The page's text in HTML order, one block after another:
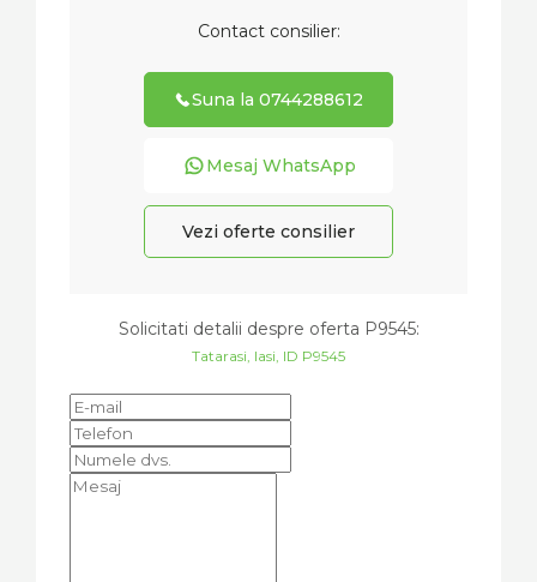
Contact consilier:
Suna la 0744288612
Mesaj WhatsApp
Vezi oferte consilier
Solicitati detalii despre oferta P9545:
Tatarasi, Iasi, ID P9545